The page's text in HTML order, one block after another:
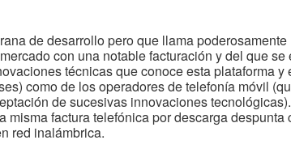
de desarrollo pero que llama
con una notable facturación y del que
técnicas que conoce esta plataforma
como de los operadores de telefonía móvil
de sucesivas innovaciones
misma factura telefónica por descarga
red inalámbrica.